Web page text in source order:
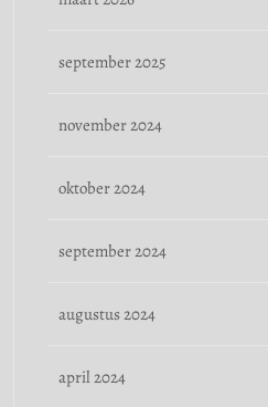
september 2025
november 2024
oktober 2024
september 2024
augustus 2024
april 2024